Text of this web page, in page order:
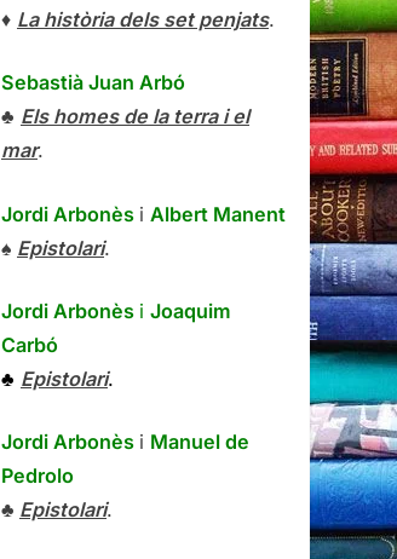
♦ La història dels set penjats.
Sebastià Juan Arbó
♣ Els homes de la terra i el
mar.
Jordi Arbonès i Albert Manent
♠ Epistolari.
Jordi Arbonès i Joaquim
Carbó
♣ Epistolari.
Jordi Arbonès i Manuel de
Pedrolo
♣ Epistolari.